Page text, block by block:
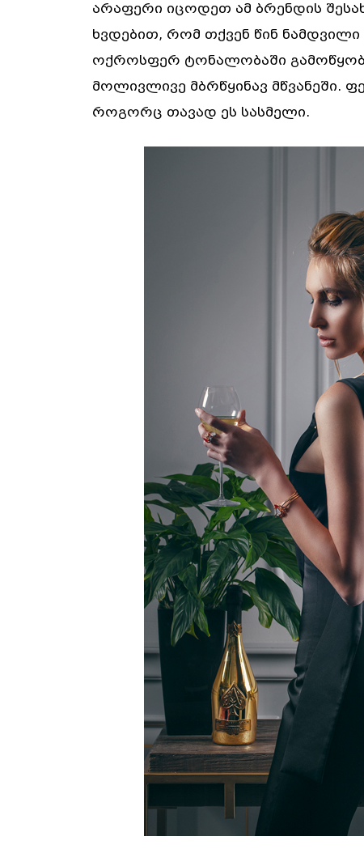
არაფერი იცოდეთ ამ ბრენდის
ხვდებით, რომ თქვენ წინ
ოქროსფერ ტონალობაში
მოლივლივე მბრწყინავ მწვანეში.
როგორც თავად ეს სასმელი.